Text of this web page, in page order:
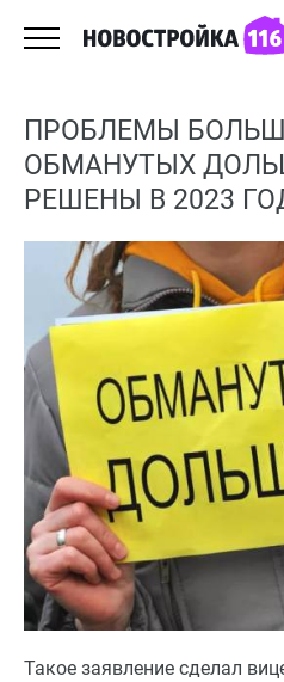
ПРОБЛЕМЫ
ОБМАНУТЫХ
РЕШЕНЫ В 2023
Такое заявление сделал